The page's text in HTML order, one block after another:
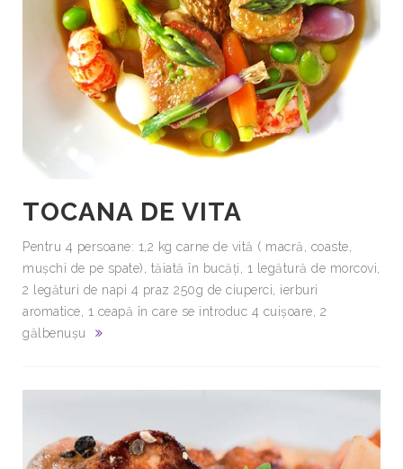
TOCANA DE VITA
Pentru 4 persoane: 1,2 kg carne de vită ( macră, coaste,
muşchi de pe spate), tăiată în bucăţi, 1 legătură de morcovi,
2 legături de napi 4 praz 250g de ciuperci, ierburi
aromatice, 1 ceapă în care se introduc 4 cuişoare, 2
gălbenuşu